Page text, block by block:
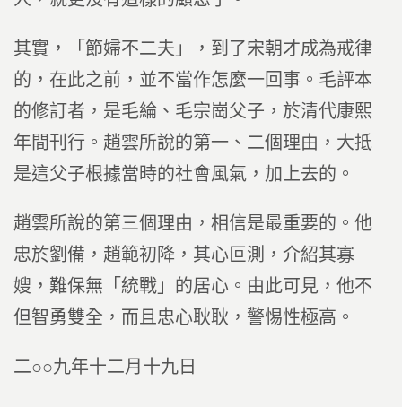
其實，「節婦不二夫」，到了宋朝才成為戒律
的，在此之前，並不當作怎麼一回事。毛評本
的修訂者，是毛綸、毛宗崗父子，於清代康熙
年間刊行。趙雲所說的第一、二個理由，大抵
是這父子根據當時的社會風氣，加上去的。
趙雲所說的第三個理由，相信是最重要的。他
忠於劉備，趙範初降，其心叵測，介紹其寡
嫂，難保無「統戰」的居心。由此可見，他不
但智勇雙全，而且忠心耿耿，警惕性極高。
二○○九年十二月十九日